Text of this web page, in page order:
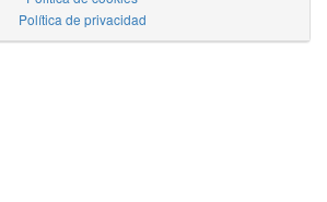
Política de privacidad